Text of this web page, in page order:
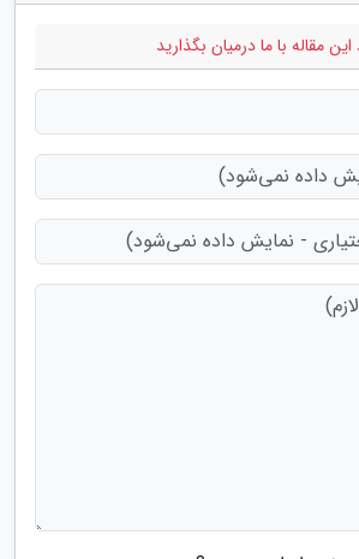
مقاله با ما درمیان بگذارید